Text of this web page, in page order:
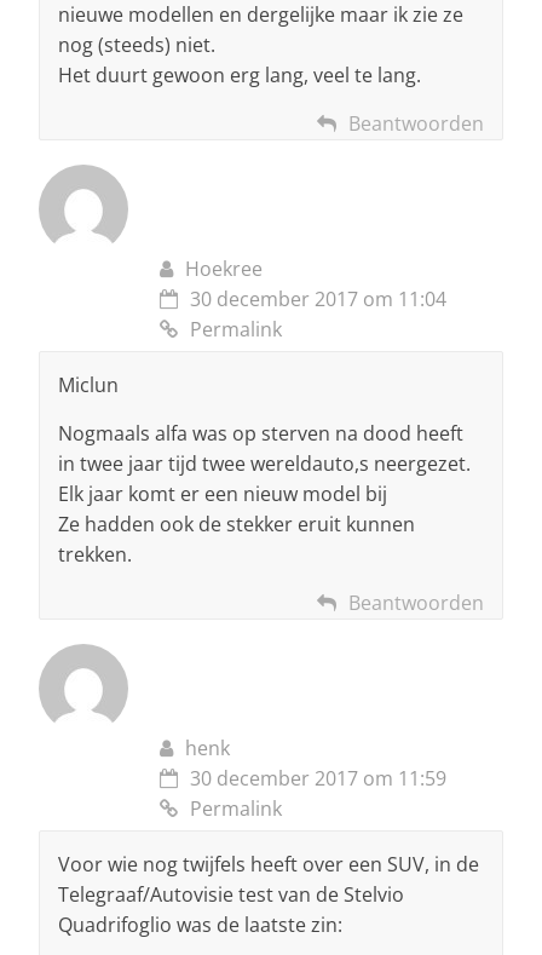
nieuwe modellen en dergelijke maar ik zie ze
nog (steeds) niet.
Het duurt gewoon erg lang, veel te lang.
Beantwoorden
Hoekree
30 december 2017 om 11:04
Permalink
Miclun
Nogmaals alfa was op sterven na dood heeft
in twee jaar tijd twee wereldauto,s neergezet.
Elk jaar komt er een nieuw model bij
Ze hadden ook de stekker eruit kunnen
trekken.
Beantwoorden
henk
30 december 2017 om 11:59
Permalink
Voor wie nog twijfels heeft over een SUV, in de
Telegraaf/Autovisie test van de Stelvio
Quadrifoglio was de laatste zin: